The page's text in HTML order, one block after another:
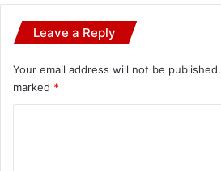
Leave a Reply
Your email address will not be published.
marked *